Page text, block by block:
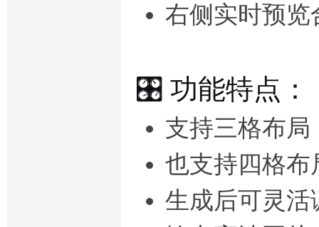
右侧实时预览
🎛️ 功能特点：
支持三格布局
也支持四格布
生成后可灵活